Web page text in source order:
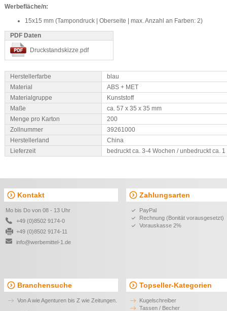
Werbefläche/n:
15x15 mm (Tampondruck | Oberseite | max. Anzahl an Farben: 2)
PDF Daten
Druckstandskizze.pdf
Herstellerfarbe
blau
Material
ABS + MET
Materialgruppe
Kunststoff
Maße
ca. 57 x 35 x 35 mm
Menge pro Karton
200
Zollnummer
39261000
Herstellerland
China
Lieferzeit
bedruckt ca. 3-4 Wochen / unbedruckt ca. 1
Kontakt
Mo bis Do von 08 - 13 Uhr
+49 (0)8502 9174-0
+49 (0)8502 9174-11
info@werbemittel-1.de
Zahlungsarten
PayPal
Rechnung (Bonität vorausgesetzt)
Vorauskasse 2%
Branchensuche
Von A wie Agenturen bis Z wie Zeitungen.
Topseller-Kategorien
Kugelschreiber
Tassen / Becher